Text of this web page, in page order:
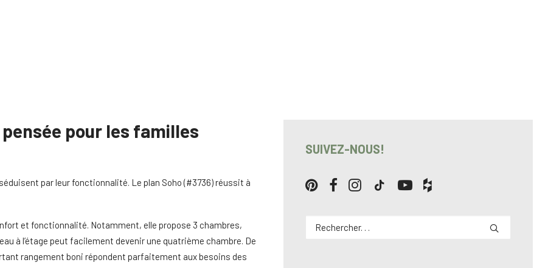
pour les familles
par leur fonctionnalité. Le plan Soho (#3736) réussit à
et fonctionnalité. Notamment, elle propose 3 chambres,
à l’étage peut facilement devenir une quatrième chambre. De
rangement boni répondent parfaitement aux besoins des
SUIVEZ-NOUS!